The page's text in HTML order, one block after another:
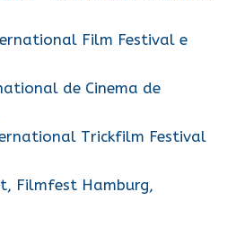
Film Festival e
de Cinema de
Trickfilm Festival
Filmfest Hamburg,